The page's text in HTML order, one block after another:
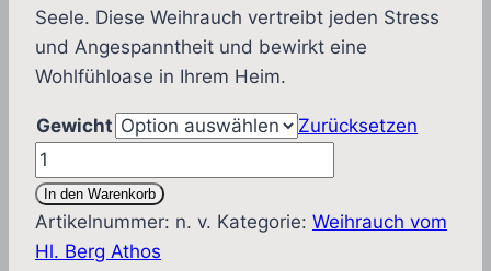
Seele. Diese Weihrauch vertreibt jeden Stress
und Angespanntheit und bewirkt eine
Wohlfühloase in Ihrem Heim.
Gewicht
Zurücksetzen
Weihrauch
Athos
vom
Hl.
In den Warenkorb
Artikelnummer: n. v. Kategorie: Weihrauch vom
Hl. Berg Athos